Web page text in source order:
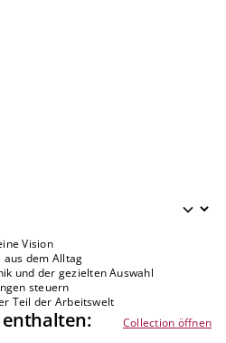
Vision
aus dem Alltag
und der gezielten Auswahl
steuern
Teil der Arbeitswelt
Collection öffnen